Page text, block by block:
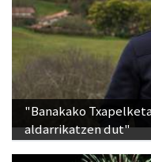
"Banakako
aldarrikatzen dut"